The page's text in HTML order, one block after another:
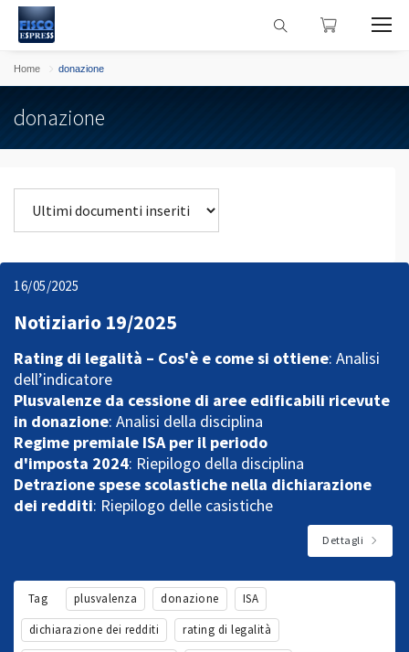
Home donazione
donazione
16/05/2025
Notiziario 19/2025
Rating di legalità – Cos'è e come si ottiene: Analisi
dell’indicatore
Plusvalenze da cessione di aree edificabili ricevute
in donazione: Analisi della disciplina
Regime premiale ISA per il periodo
d'imposta 2024: Riepilogo della disciplina
Detrazione spese scolastiche nella dichiarazione
dei redditi: Riepilogo delle casistiche
Dettagli
Tag plusvalenza donazione
ISA
dichiarazione dei redditi
rating di legalità